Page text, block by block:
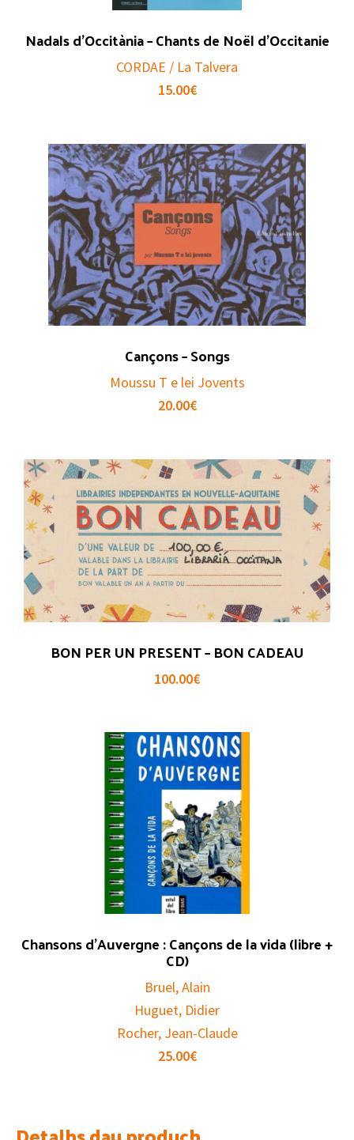
Nadals d’Occitània – Chants de Noël d’Occitanie
CORDAE / La Talvera
15.00€
Cançons – Songs
Moussu T e lei Jovents
20.00€
BON PER UN PRESENT – BON CADEAU
100.00€
Chansons d’Auvergne : Cançons de la vida (libre +
CD)
Bruel, Alain
Huguet, Didier
Rocher, Jean-Claude
25.00€